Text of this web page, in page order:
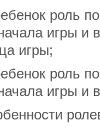
роль
игры и
игры;
роль
игры и